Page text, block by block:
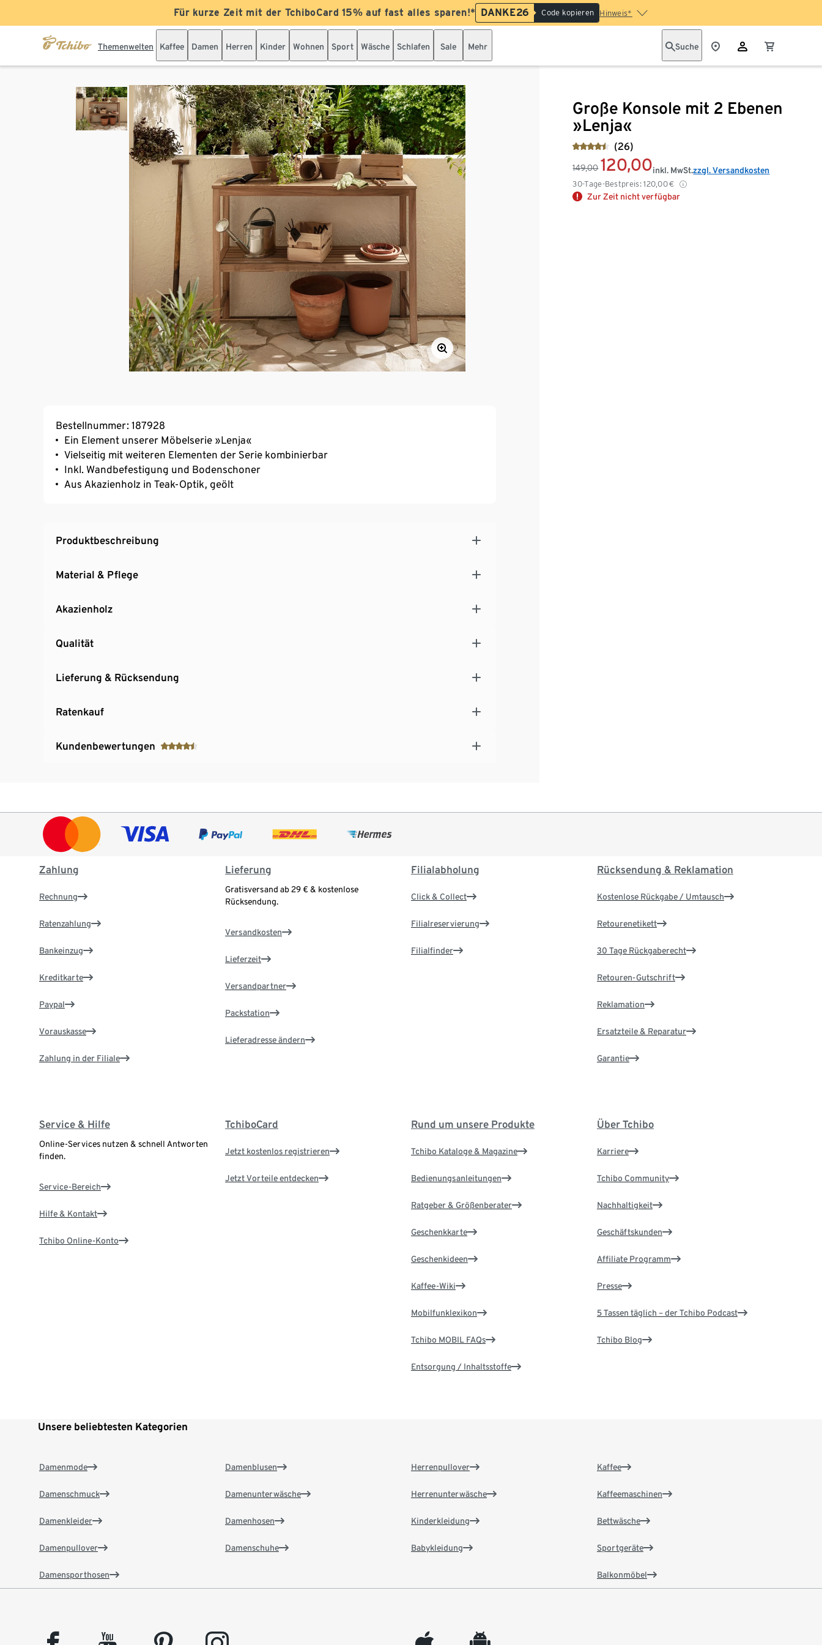
Für kurze Zeit mit der TchiboCard 15% auf fast alles sparen!* DANKE26 Code kopieren Hinweis*
Themenwelten Kaffee Damen Herren Kinder Wohnen Sport Wäsche Schlafen Sale Mehr Suche
Große Konsole mit 2 Ebenen
»Lenja«
(26)
149,00 120,00
30-Tage-Bestpreis: 120,00€
inkl. MwSt.zzgl. Versandkosten
Zur Zeit nicht verfügbar
Bestellnummer: 187928
Ein Element unserer Möbelserie »Lenja«
Vielseitig mit weiteren Elementen der Serie kombinierbar
Inkl. Wandbefestigung und Bodenschoner
Aus Akazienholz in Teak-Optik, geölt
Produktbeschreibung
Material & Pflege
Akazienholz
Qualität
Lieferung & Rücksendung
Ratenkauf
Kundenbewertungen
Zahlung
Rechnung
Ratenzahlung
Bankeinzug
Kreditkarte
Paypal
Vorauskasse
Zahlung in der Filiale
Lieferung
Gratisversand ab 29 € & kostenlose
Rücksendung.
Versandkosten
Lieferzeit
Versandpartner
Packstation
Lieferadresse ändern
Filialabholung
Click & Collect
Filialreservierung
Filialfinder
Rücksendung & Reklamation
Kostenlose Rückgabe / Umtausch
Retourenetikett
30 Tage Rückgaberecht
Retouren-Gutschrift
Reklamation
Ersatzteile & Reparatur
Garantie
Service & Hilfe
Online-Services nutzen & schnell Antworten
finden.
Service-Bereich
Hilfe & Kontakt
Tchibo Online-Konto
TchiboCard
Jetzt kostenlos registrieren
Jetzt Vorteile entdecken
Rund um unsere Produkte
Tchibo Kataloge & Magazine
Bedienungsanleitungen
Ratgeber & Größenberater
Geschenkkarte
Geschenkideen
Kaffee-Wiki
Mobilfunklexikon
Tchibo MOBIL FAQs
Entsorgung / Inhaltsstoffe
Über Tchibo
Karriere
Tchibo Community
Nachhaltigkeit
Geschäftskunden
Affiliate Programm
Presse
5 Tassen täglich – der Tchibo Podcast
Tchibo Blog
Unsere beliebtesten Kategorien
Damenmode
Damenschmuck
Damenkleider
Damenpullover
Damensporthosen
Damenblusen
Damenunterwäsche
Damenhosen
Damenschuhe
Herrenpullover
Herrenunterwäsche
Kinderkleidung
Babykleidung
Kaffee
Kaffeemaschinen
Bettwäsche
Sportgeräte
Balkonmöbel